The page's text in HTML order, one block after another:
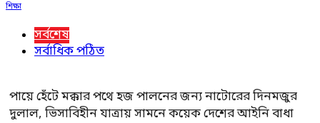
শিক্ষা
সর্বশেষ
সর্বাধিক পঠিত
পায়ে হেঁটে মক্কার পথে হজ পালনের জন্য নাটোরের দিনমজুর
দুলাল, ভিসাবিহীন যাত্রায় সামনে কয়েক দেশের আইনি বাধা